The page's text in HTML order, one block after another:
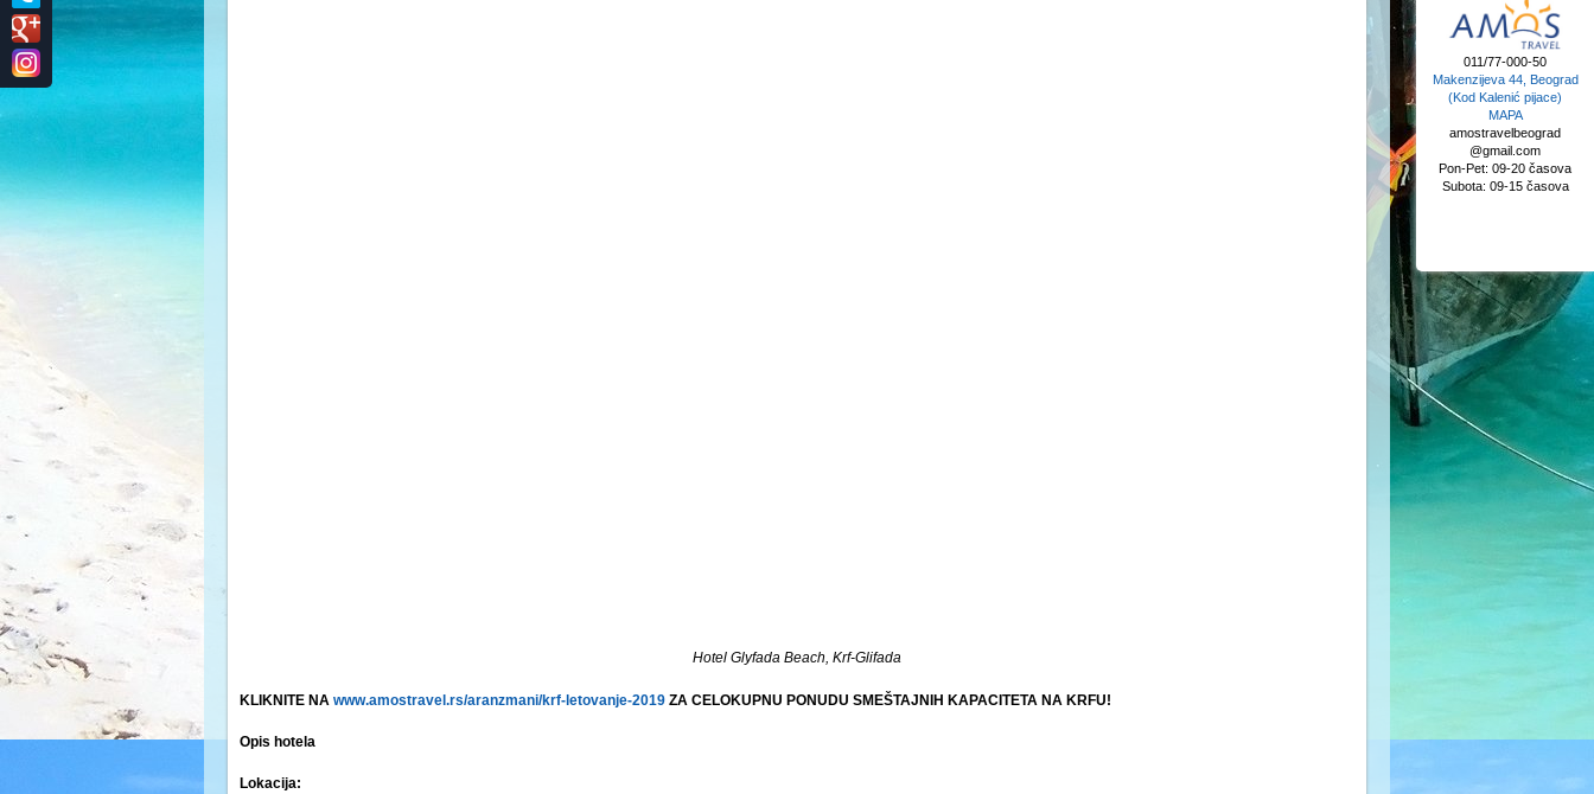
Hotel Glyfada Beach, Krf-Glifada
KLIKNITE NA www.amostravel.rs/aranzmani/krf-letovanje-2019 ZA CELOKUPNU PONUDU SMEŠTAJNIH KAPACITETA NA KRFU!
Opis hotela
Lokacija:
011/77-000-50
Makenzijeva 44, Beograd
(Kod Kalenić pijace)
MAPA
amostravelbeograd
@gmail.com
Pon-Pet: 09-20 časova
Subota: 09-15 časova